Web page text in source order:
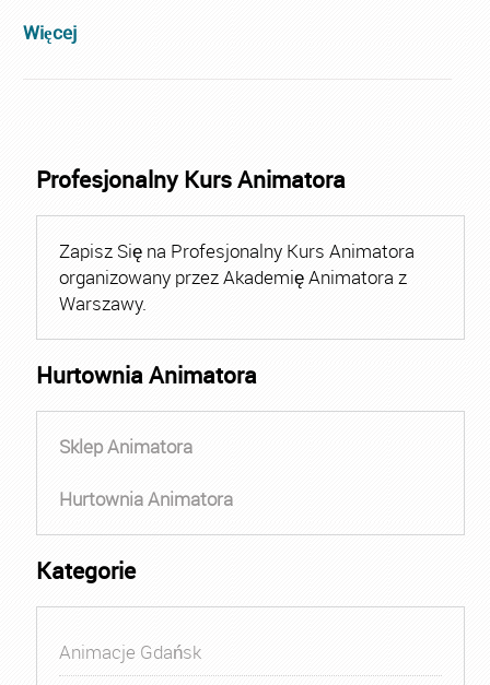
Więcej
Profesjonalny Kurs Animatora
Zapisz Się na Profesjonalny Kurs Animatora
organizowany przez Akademię Animatora z
Warszawy.
Hurtownia Animatora
Sklep Animatora
Hurtownia Animatora
Kategorie
Animacje Gdańsk